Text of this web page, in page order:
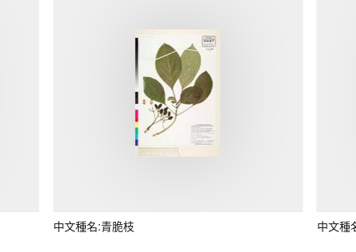
中文種名:青脆枝 中文種